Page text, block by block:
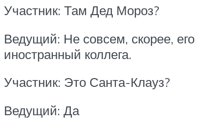
Участник: Там Дед Мороз?
Ведущий: Не совсем, скорее, его
иностранный коллега.
Участник: Это Санта-Клауз?
Ведущий: Да